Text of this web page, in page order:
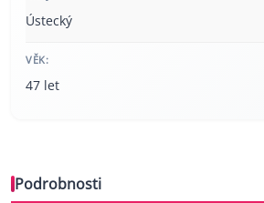
Ústecký
VĚK:
47 let
Podrobnosti